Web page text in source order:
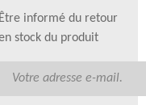
Être informé du retour
stock du produit